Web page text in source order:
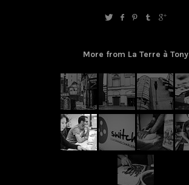
More from La Terre à Tony